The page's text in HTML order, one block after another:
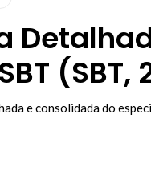
(SBT,
e consolidada do